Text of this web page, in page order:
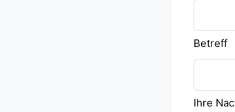
blank
Betreff
Ihre